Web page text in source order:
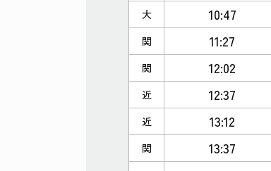
大 10:47
関 11:27
関 12:02
近 12:37
近 13:12
関 13:37